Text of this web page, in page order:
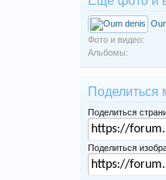
Фото и видео:
Альбомы:
Поделиться
Поделиться
Поделиться